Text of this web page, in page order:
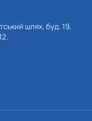
шлях, буд. 19,